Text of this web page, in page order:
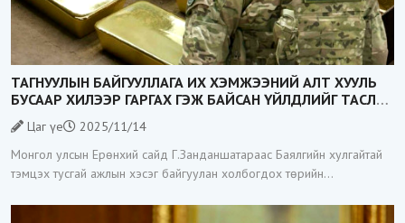
ТАГНУУЛЫН БАЙГУУЛЛАГА ИХ ХЭМЖЭЭНИЙ АЛТ ХУУЛЬ
БУСААР ХИЛЭЭР ГАРГАХ ГЭЖ БАЙСАН ҮЙЛДЛИЙГ ТАСЛАН
ЗОГСООЛОО
Цаг үе
2025/11/14
Монгол улсын Ерөнхий сайд Г.Занданшатараас Баялгийн хулгайтай
тэмцэх тусгай ажлын хэсэг байгуулан холбогдох төрийн